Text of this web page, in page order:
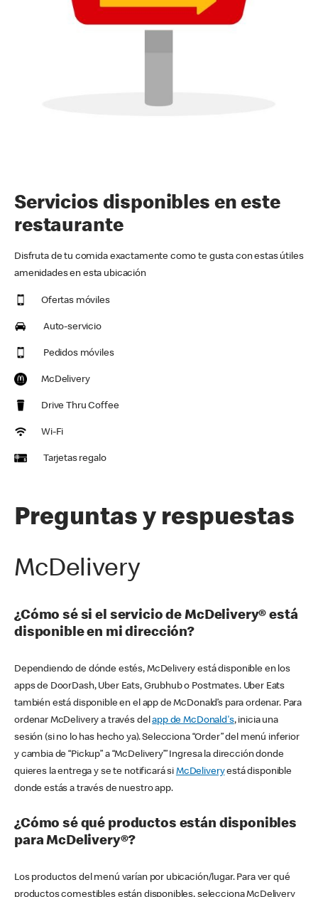
Servicios disponibles en este
restaurante
Disfruta de tu comida exactamente como te gusta con estas útiles
amenidades en esta ubicación
Ofertas móviles
Auto-servicio
Pedidos móviles
McDelivery
Drive Thru Coffee
Wi-Fi
Tarjetas regalo
Preguntas y respuestas
McDelivery
¿Cómo sé si el servicio de McDelivery® está
disponible en mi dirección?
Dependiendo de dónde estés, McDelivery está disponible en los
apps de DoorDash, Uber Eats, Grubhub o Postmates. Uber Eats
también está disponible en el app de McDonald’s para ordenar. Para
ordenar McDelivery a través delapp de McDonald's, inicia una
sesión (si no lo has hecho ya). Selecciona “Order” del menú inferior
y cambia de “Pickup” a “McDelivery’” Ingresa la dirección donde
quieres la entrega y se te notificará si McDeliveryestá disponible
donde estás a través de nuestro app.
¿Cómo sé qué productos están disponibles
para McDelivery®?
Los productos del menú varían por ubicación/lugar. Para ver qué
productos comestibles están disponibles, selecciona McDelivery